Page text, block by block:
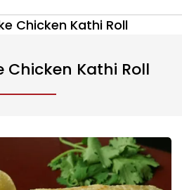
Chicken Kathi Roll
Chicken Kathi Roll